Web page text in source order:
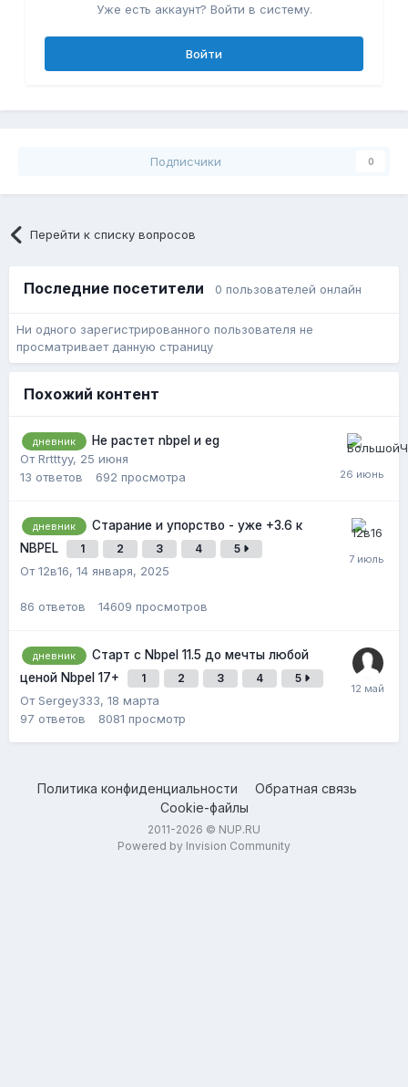
Уже есть аккаунт? Войти в систему.
Войти
Подписчики 0
Перейти к списку вопросов
Последние посетители 0 пользователей онлайн
Ни одного зарегистрированного пользователя не
просматривает данную страницу
Похожий контент
дневник
Не растет nbpel и eg
От Rrtttyy, 25 июня
13 ответов 692 просмотра
дневник
Старание и упорство - уже +3.6 к
NBPEL
1 2 3 4 5
От 12в16, 14 января, 2025
86 ответов 14609 просмотров
дневник
Старт с Nbpel 11.5 до мечты любой
ценой Nbpel 17+
1 2 3 4 5
От Sergey333, 18 марта
97 ответов 8081 просмотр
Политика конфиденциальности
Обратная связь
Cookie-файлы
2011-2026 © NUP.RU
Powered by Invision Community